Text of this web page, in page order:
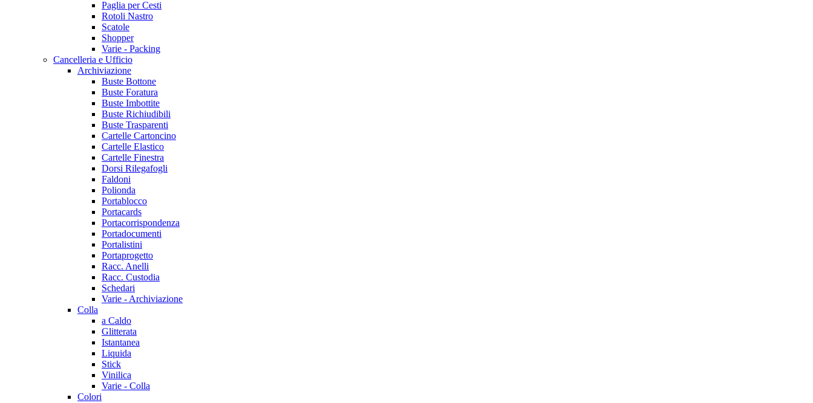
Paglia per Cesti
Rotoli Nastro
Scatole
Shopper
Varie - Packing
Cancelleria e Ufficio
Archiviazione
Buste Bottone
Buste Foratura
Buste Imbottite
Buste Richiudibili
Buste Trasparenti
Cartelle Cartoncino
Cartelle Elastico
Cartelle Finestra
Dorsi Rilegafogli
Faldoni
Polionda
Portablocco
Portacards
Portacorrispondenza
Portadocumenti
Portalistini
Portaprogetto
Racc. Anelli
Racc. Custodia
Schedari
Varie - Archiviazione
Colla
a Caldo
Glitterata
Istantanea
Liquida
Stick
Vinilica
Varie - Colla
Colori